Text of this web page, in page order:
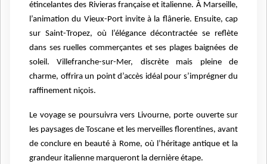
étincelantes des Rivieras française et italienne. À Marseille,
l’animation du Vieux-Port invite à la flânerie. Ensuite, cap
sur Saint-Tropez, où l’élégance décontractée se reflète
dans ses ruelles commerçantes et ses plages baignées de
soleil. Villefranche-sur-Mer, discrète mais pleine de
charme, offrira un point d’accès idéal pour s’imprégner du
raffinement niçois.
Le voyage se poursuivra vers Livourne, porte ouverte sur
les paysages de Toscane et les merveilles florentines, avant
de conclure en beauté à Rome, où l’héritage antique et la
grandeur italienne marqueront la dernière étape.